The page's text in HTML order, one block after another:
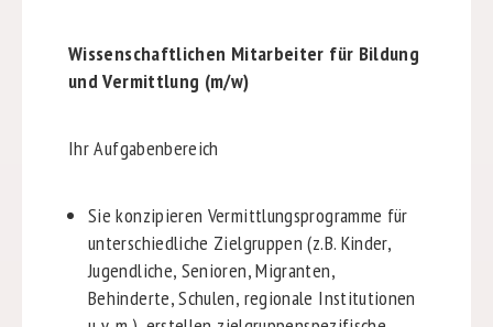
Wissenschaftlichen Mitarbeiter für Bildung
und Vermittlung (m/w)
Ihr Aufgabenbereich
Sie konzipieren Vermittlungsprogramme für
unterschiedliche Zielgruppen (z.B. Kinder,
Jugendliche, Senioren, Migranten,
Behinderte, Schulen, regionale Institutionen